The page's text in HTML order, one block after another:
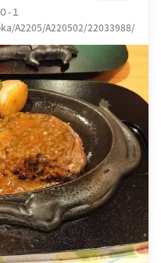
-１
A2205/A220502/22033988/